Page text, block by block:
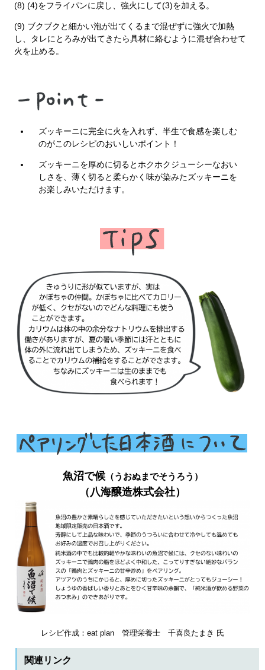
(8) (4)をフライパンに戻し、強火にして(3)を加える。
(9) ブクブクと細かい泡が出てくるまで混ぜずに強火で加熱
し、タレにとろみが出てきたら具材に絡むように混ぜ合わせて
火を止める。
ズッキーニに完全に火を入れず、半生で食感を楽しむ
のがこのレシピのおいしいポイント！
ズッキーニを厚めに切るとホクホクジューシーなおい
しさを、薄く切ると柔らかく味が染みたズッキーニを
お楽しみいただけます。
魚沼で候（うおぬまでそうろう）
（八海醸造株式会社）
レシピ作成：eat plan 管理栄養士 千喜良たまき 氏
関連リンク